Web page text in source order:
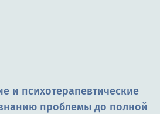
и психотерапевтические
проблемы до полной